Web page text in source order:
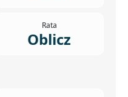
Rata
Oblicz